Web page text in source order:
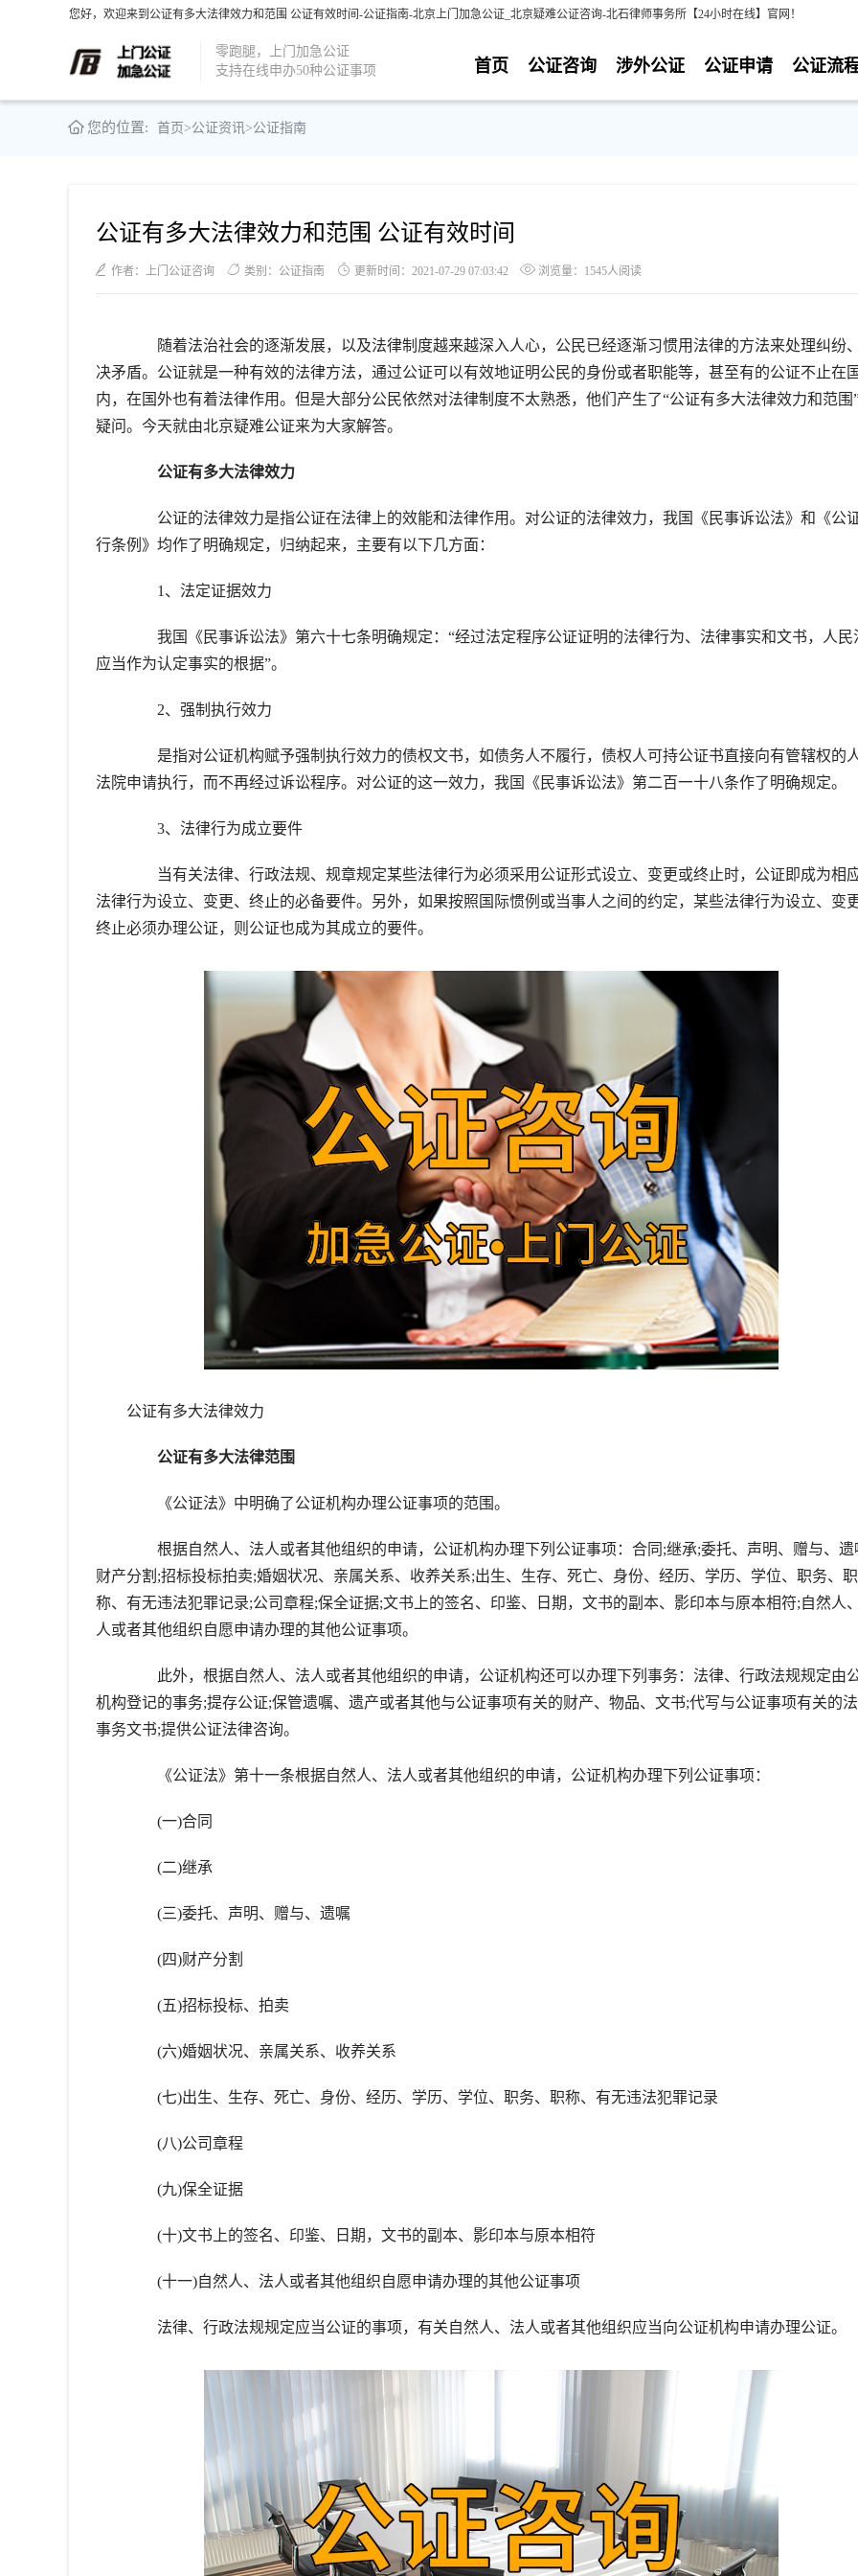
您好，欢迎来到公证有多大法律效力和范围 公证有效时间-公证指南-北京上门加急公证_北京疑难公证咨询-北石律师事务所【24小时在线】官网！
零跑腿，上门加急公证
支持在线申办50种公证事项
公证流
公证申请
涉外公证
公证咨询
首页
您的位置: 首页>公证资讯>公证指南
公证有多大法律效力和范围 公证有效时间
作者：上门公证咨询 类别：公证指南 更新时间：2021-07-29 07:03:42 浏览量：1545人阅读
随着法治社会的逐渐发展，以及法律制度越来越深入人心，公民已经逐渐习惯用法律的方法来处理纠纷
决矛盾。公证就是一种有效的法律方法，通过公证可以有效地证明公民的身份或者职能等，甚至有的公证不止在国
内，在国外也有着法律作用。但是大部分公民依然对法律制度不太熟悉，他们产生了“公证有多大法律效力和范围
疑问。今天就由北京疑难公证来为大家解答。
公证有多大法律效力
公证的法律效力是指公证在法律上的效能和法律作用。对公证的法律效力，我国《民事诉讼法》和《公
行条例》均作了明确规定，归纳起来，主要有以下几方面：
1、法定证据效力
我国《民事诉讼法》第六十七条明确规定：“经过法定程序公证证明的法律行为、法律事实和文书，人民
应当作为认定事实的根据”。
2、强制执行效力
是指对公证机构赋予强制执行效力的债权文书，如债务人不履行，债权人可持公证书直接向有管辖权的
法院申请执行，而不再经过诉讼程序。对公证的这一效力，我国《民事诉讼法》第二百一十八条作了明确规定。
3、法律行为成立要件
当有关法律、行政法规、规章规定某些法律行为必须采用公证形式设立、变更或终止时，公证即成为相
法律行为设立、变更、终止的必备要件。另外，如果按照国际惯例或当事人之间的约定，某些法律行为设立、变
终止必须办理公证，则公证也成为其成立的要件。
公证有多大法律效力
公证有多大法律范围
《公证法》中明确了公证机构办理公证事项的范围。
根据自然人、法人或者其他组织的申请，公证机构办理下列公证事项：合同;继承;委托、声明、赠与、遗
财产分割;招标投标拍卖;婚姻状况、亲属关系、收养关系;出生、生存、死亡、身份、经历、学历、学位、职务、职
称、有无违法犯罪记录;公司章程;保全证据;文书上的签名、印鉴、日期，文书的副本、影印本与原本相符;自然人
人或者其他组织自愿申请办理的其他公证事项。
此外，根据自然人、法人或者其他组织的申请，公证机构还可以办理下列事务：法律、行政法规规定由
机构登记的事务;提存公证;保管遗嘱、遗产或者其他与公证事项有关的财产、物品、文书;代写与公证事项有关的
事务文书;提供公证法律咨询。
《公证法》第十一条根据自然人、法人或者其他组织的申请，公证机构办理下列公证事项：
(一)合同
(二)继承
(三)委托、声明、赠与、遗嘱
(四)财产分割
(五)招标投标、拍卖
(六)婚姻状况、亲属关系、收养关系
(七)出生、生存、死亡、身份、经历、学历、学位、职务、职称、有无违法犯罪记录
(八)公司章程
(九)保全证据
(十)文书上的签名、印鉴、日期，文书的副本、影印本与原本相符
(十一)自然人、法人或者其他组织自愿申请办理的其他公证事项
法律、行政法规规定应当公证的事项，有关自然人、法人或者其他组织应当向公证机构申请办理公证。